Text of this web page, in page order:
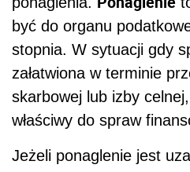
być do organu
stopnia. W sytuacji gdy
załatwiona w terminie
skarbowej lub izby
właściwy do spraw
Jeżeli ponaglenie jest